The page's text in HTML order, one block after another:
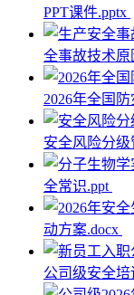
PPT课件.pptx
全事故技术
2026年全国
安全风险分
全常识.ppt
动方案.docx
公司级安全培